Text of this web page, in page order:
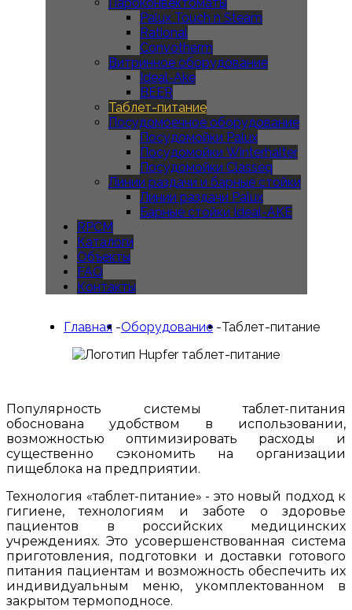
Пароконвектоматы
Palux Touch n Steam
Rational
Convotherm
Витринное оборудование
Ideal-Ake
BEER
Таблет-питание
Посудомоечное оборудование
Посудомойки Palux
Посудомойки Winterhalter
Посудомойки Classeq
Линии раздачи и барные стойки
Линии раздачи Palux
Барные стойки Ideal-AKE
RPCM
Каталоги
Объекты
FAQ
Контакты
Главная -Оборудование -Таблет-питание
Популярность системы таблет-питания
обоснована удобством в использовании,
возможностью оптимизировать расходы и
существенно сэкономить на организации
пищеблока на предприятии.
Технология «таблет-питание» - это новый подход к
гигиене, технологиям и заботе о здоровье
пациентов в российских медицинских
учреждениях. Это усовершенствованная система
приготовления, подготовки и доставки готового
питания пациентам и возможность обеспечить их
индивидуальным меню, укомплектованном в
закрытом термоподносе.